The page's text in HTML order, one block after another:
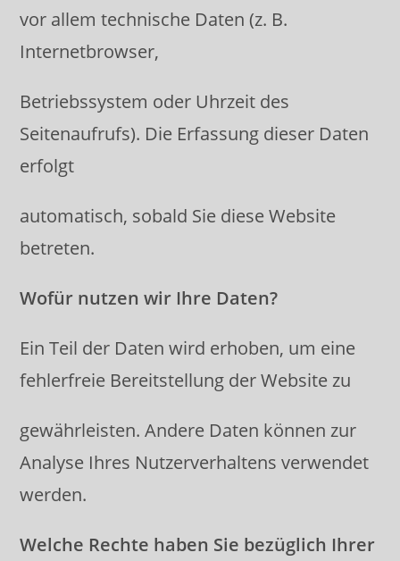
vor allem technische Daten (z. B.
Internetbrowser,
Betriebssystem oder Uhrzeit des
Seitenaufrufs). Die Erfassung dieser Daten
erfolgt
automatisch, sobald Sie diese Website
betreten.
Wofür nutzen wir Ihre Daten?
Ein Teil der Daten wird erhoben, um eine
fehlerfreie Bereitstellung der Website zu
gewährleisten. Andere Daten können zur
Analyse Ihres Nutzerverhaltens verwendet
werden.
Welche Rechte haben Sie bezüglich Ihrer